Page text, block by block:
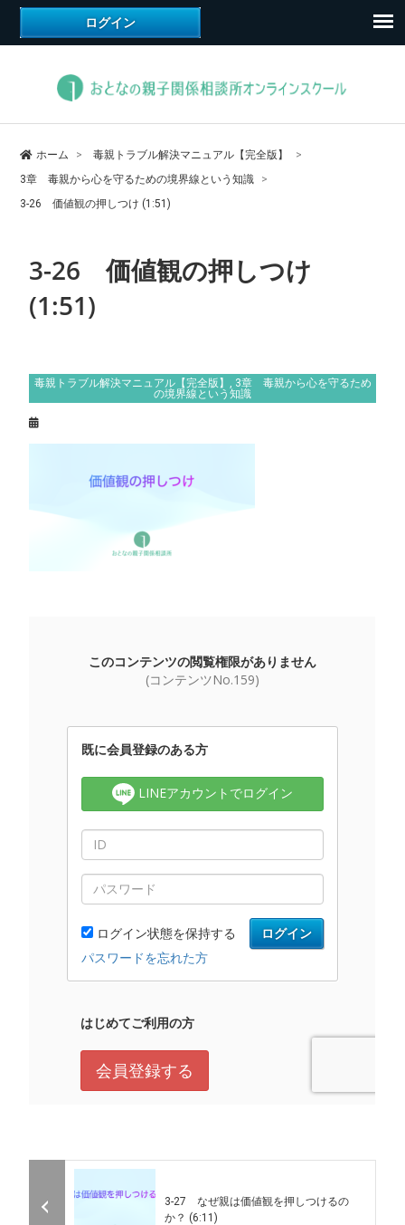
ホーム
毒親トラブル解決マニュアル【完全版】
3章 毒親から心を守るための境界線という知識
3-26 価値観の押しつけ (1:51)
3-26 価値観の押しつけ
(1:51)
毒親トラブル解決マニュアル【完全版】
3章 毒親から心を守るため
の境界線という知識
3-27 なぜ親は価値観を押しつけるの
か？ (6:11)